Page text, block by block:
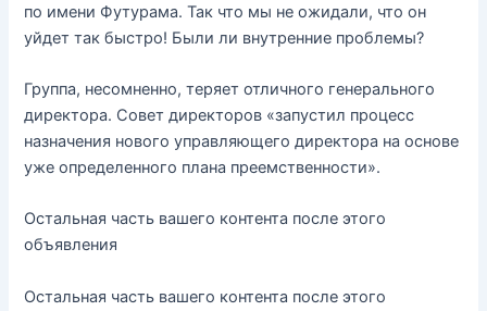
по имени Футурама. Так что мы не ожидали, что он
уйдет так быстро! Были ли внутренние проблемы?
Группа, несомненно, теряет отличного генерального
директора. Совет директоров «запустил процесс
назначения нового управляющего директора на основе
уже определенного плана преемственности».
Остальная часть вашего контента после этого
объявления
Остальная часть вашего контента после этого